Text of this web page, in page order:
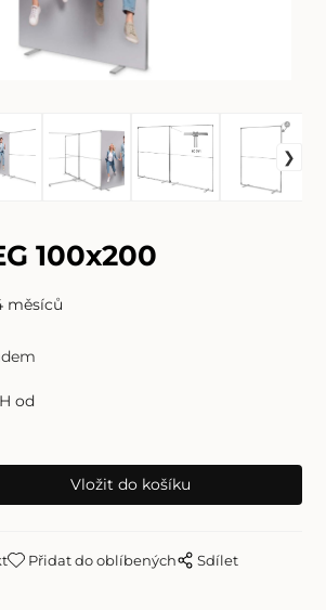
100x200
měsíců
od
Přidat do oblíbených Sdílet